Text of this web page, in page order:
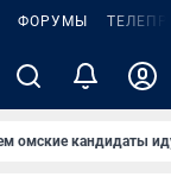
ФОРУМЫ
омские кандидаты